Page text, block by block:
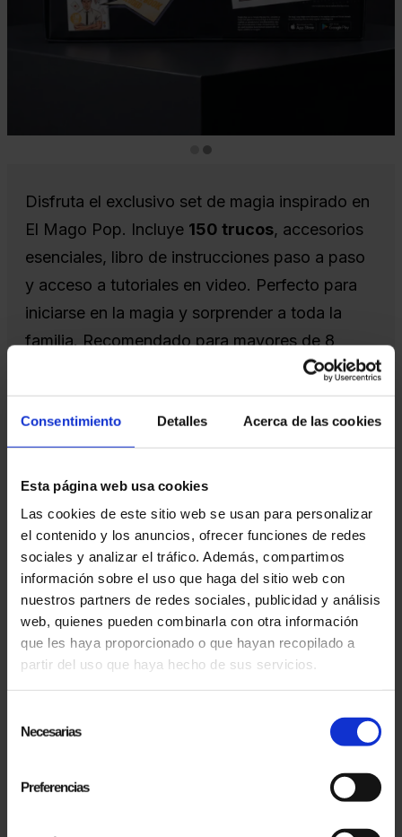
Consentimiento Detalles Acerca de las cookies
Esta página web usa cookies
Las cookies de este sitio web se usan para personalizar
el contenido y los anuncios, ofrecer funciones de redes
sociales y analizar el tráfico. Además, compartimos
información sobre el uso que haga del sitio web con
nuestros partners de redes sociales, publicidad y análisis
web, quienes pueden combinarla con otra información
que les haya proporcionado o que hayan recopilado a
partir del uso que haya hecho de sus servicios.
Necesarias
Preferencias
Disfruta el exclusivo set de magia inspirado en
El Mago Pop. Incluye 150 trucos, accesorios
esenciales, libro de instrucciones paso a paso
y acceso a tutoriales en video. Perfecto para
iniciarse en la magia y sorprender a toda la
familia. Recomendado para mayores de 8
PRODUCTOS RELACIONADOS